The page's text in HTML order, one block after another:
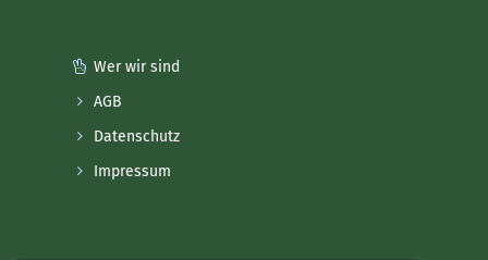
Wer wir sind
AGB
Datenschutz
Impressum